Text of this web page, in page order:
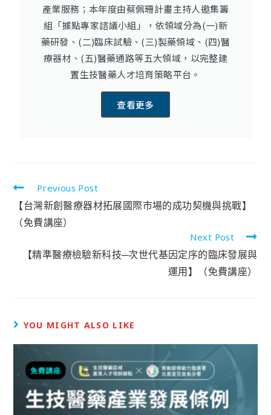
產業服務；本年度由蔡佩珊計畫主持人邀集籌
組「據點專家諮議小組」，依領域分為(一)新
藥研發、(二)臨床試驗、(三)製藥領域、(四)醫
療器材、(五)醫藥通路等五大領域，以完整建
置生技醫藥人才培育策略平台。
查看更多
Previous Post
【台灣新創醫療器材拓展國際市場的成功契機與挑戰】
（免費講座）
Next Post
【精準醫療檢驗新科技─次世代基因定序的臨床發展與
運用】（免費講座）
YOU MIGHT ALSO LIKE